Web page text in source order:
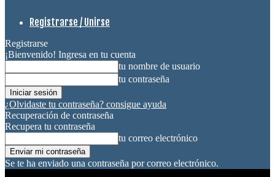
Registrarse / Unirse
Registrarse
¡Bienvenido! Ingresa en tu cuenta
tu nombre de usuario
tu contraseña
¿Olvidaste tu contraseña? consigue ayuda
Recuperación de contraseña
Recupera tu contraseña
tu correo electrónico
Se te ha enviado una contraseña por correo electrónico.